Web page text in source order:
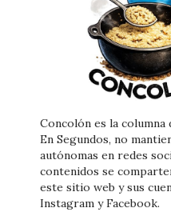
Concolón es la columna
En Segundos, no
autónomas en redes
contenidos se
este sitio web y sus
Instagram y Facebook.